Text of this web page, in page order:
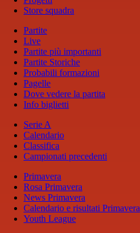
Store squadra
Partite
Live
Partite più importanti
Partite Storiche
Probabili formazioni
Pagelle
Dove vedere la partita
Info biglietti
Serie A
Calendario
Classifica
Campionati precedenti
Primavera
Rosa Primavera
News Primavera
Calendario e risultati Primavera
Youth League